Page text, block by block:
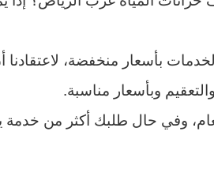
بأسعار منخفضة،
وبأسعار مناسبة.
وفي حال طلبك أكثر من